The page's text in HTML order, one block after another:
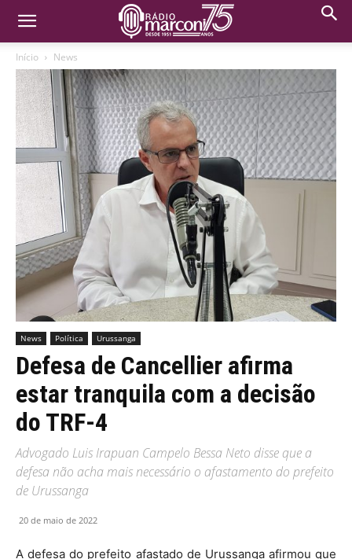
Início News
News Política Urussanga
Defesa de Cancellier afirma
estar tranquila com a decisão
do TRF-4
Advogado Luis Irapuan Campelo Bessa Neto disse que a
defesa não acha mais necessário o afastamento do prefeito
de Urussanga
20 de maio de 2022
A defesa do prefeito afastado de Urussanga afirmou que